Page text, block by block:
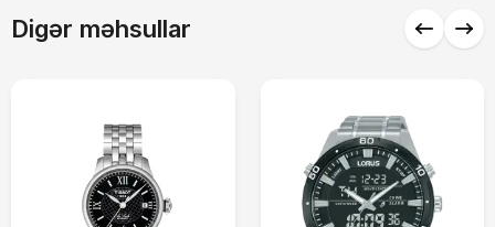
Digər məhsullar